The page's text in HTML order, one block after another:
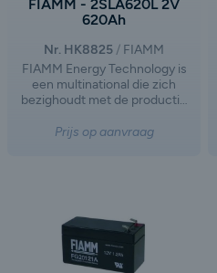
FIAMM - 2SLA620L 2V
620Ah
Nr. HK8825
FIAMM
FIAMM Energy Technology is
een multinational die zich
bezighoudt met de productie
accu's voor motorvoertuigen
industriële loodzuurbatterijen
een eigen weg zijn ingeslagen.
Prijs op aanvraag